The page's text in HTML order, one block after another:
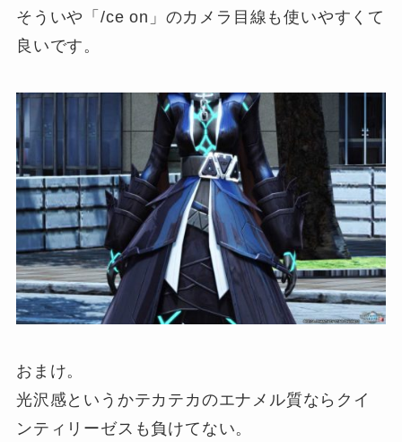
そういや「/ce on」のカメラ目線も使いやすくて
良いです。
おまけ。
光沢感というかテカテカのエナメル質ならクイ
ンティリーゼスも負けてない。